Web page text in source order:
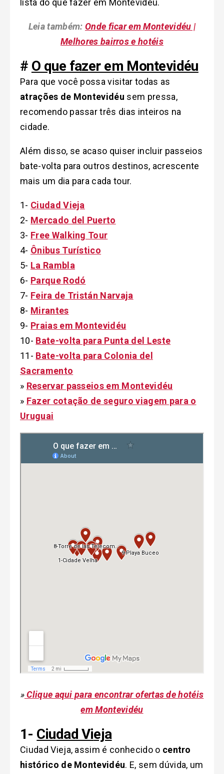
lista do que fazer em Montevidéu.
Leia também: Onde ficar em Montevidéu |
Melhores bairros e hotéis
# O que fazer em Montevidéu
Para que você possa visitar todas as
atrações de Montevidéu sem pressa,
recomendo passar três dias inteiros na
cidade.
Além disso, se acaso quiser incluir passeios
bate-volta para outros destinos, acrescente
mais um dia para cada tour.
1- Ciudad Vieja
2- Mercado del Puerto
3- Free Walking Tour
4- Ônibus Turístico
5- La Rambla
6- Parque Rodó
7- Feira de Tristán Narvaja
8- Mirantes
9- Praias em Montevidéu
10- Bate-volta para Punta del Leste
11- Bate-volta para Colonia del
Sacramento
» Reservar passeios em Montevidéu
» Fazer cotação de seguro viagem para o
Uruguai
»Clique aqui para encontrar ofertas de hotéis
em Montevidéu
1- Ciudad Vieja
Ciudad Vieja, assim é conhecido o centro
histórico de Montevidéu. E, sem dúvida, um